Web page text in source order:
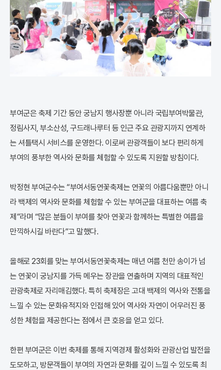
부여군은 축제 기간 동안 궁남지 행사장뿐 아니라 국립부여박물관,
정림사지, 부소산성, 구드래나루터 등 인근 주요 관광지까지 연계하
는 셔틀택시 서비스를 운영한다. 이로써 관광객들이 보다 편리하게
부여의 풍부한 역사와 문화를 체험할 수 있도록 지원할 방침이다.
박정현 부여군수는 “부여서동연꽃축제는 연꽃의 아름다움뿐만 아니
라 백제의 역사와 문화를 체험할 수 있는 부여군을 대표하는 여름 축
제”라며 “많은 분들이 부여를 찾아 연꽃과 함께하는 특별한 여름을
만끽하시길 바란다”고 말했다.
올해로 23회를 맞는 부여서동연꽃축제는 매년 여름 천만 송이가 넘
는 연꽃이 궁남지를 가득 메우는 장관을 연출하며 지역의 대표적인
관광축제로 자리매김했다. 특히 축제장은 고대 백제의 역사와 전통을
느낄 수 있는 문화유적지와 인접해 있어 역사와 자연이 어우러진 풍
성한 체험을 제공한다는 점에서 큰 호응을 얻고 있다.
한편 부여군은 이번 축제를 통해 지역경제 활성화와 관광산업 발전을
도모하고, 방문객들이 부여의 자연과 문화를 깊이 느낄 수 있도록 최